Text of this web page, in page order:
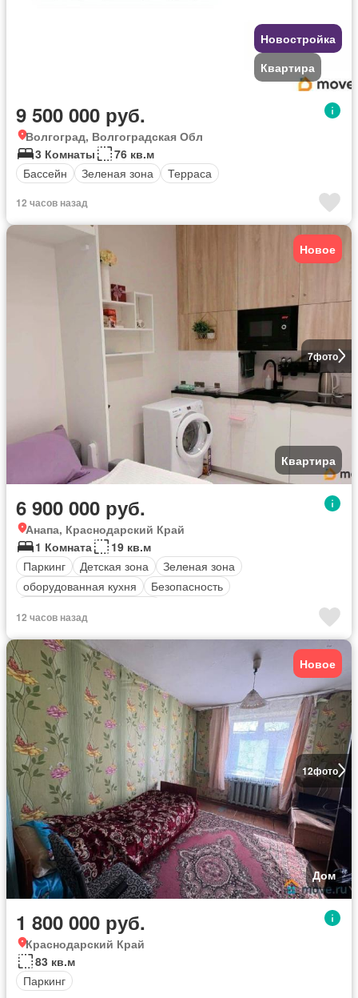
Новостройка
Квартира
9 500 000 руб.
Волгоград, Волгоградская Обл
3 Комнаты
76 кв.м
Бассейн
Зеленая зона Терраса
12 часов назад
7фото
Новое
Квартира
6 900 000 руб.
Анапа, Краснодарский Край
1 Комната
19 кв.м
Паркинг
Детская зона
Зеленая зона
оборудованная кухня
Безопасность
12 часов назад
12фото
Новое
Дом
1 800 000 руб.
Краснодарский Край
83 кв.м
Паркинг